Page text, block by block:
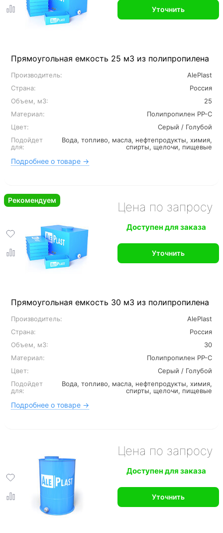
Прямоугольная емкость 25 м3 из полипропилена
Производитель:
AlePlast
Страна:
Россия
Объем, м3:
25
Материал:
Полипропилен PP-C
Цвет:
Серый / Голубой
Подойдет
для:
Вода, топливо, масла, нефтепродукты, химия,
спирты, щелочи, пищевые
Подробнее о товаре →
Уточнить
Прямоугольная емкость 30 м3 из полипропилена
Производитель:
AlePlast
Страна:
Россия
Объем, м3:
30
Материал:
Полипропилен PP-C
Цвет:
Серый / Голубой
Подойдет
для:
Вода, топливо, масла, нефтепродукты, химия,
спирты, щелочи, пищевые
Подробнее о товаре →
Цена по запросу
Рекомендуем
Доступен для заказа
Уточнить
Цена по запросу
Доступен для заказа
Уточнить